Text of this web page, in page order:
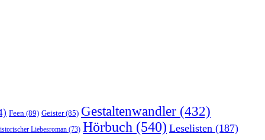
Feen (89) Geister(85) Gestaltenwandler (432)
Liebesroman (73) Hörbuch (540) Leselisten (187)